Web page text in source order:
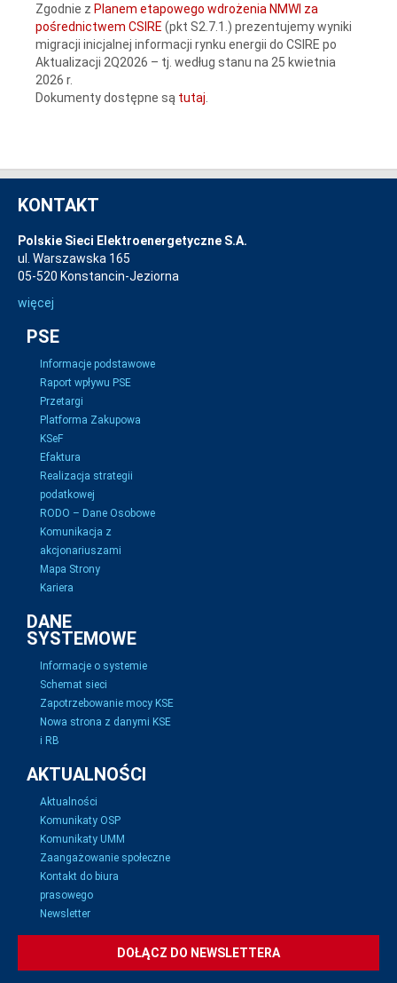
Zgodnie z Planem etapowego wdrożenia NMWI za
pośrednictwem CSIRE (pkt S2.7.1.) prezentujemy wyniki
migracji inicjalnej informacji rynku energii do CSIRE po
Aktualizacji 2Q2026 – tj. według stanu na 25 kwietnia
2026 r.
Dokumenty dostępne są tutaj
KONTAKT
Polskie Sieci Elektroenergetyczne S.A.
ul. Warszawska 165
05-520 Konstancin-Jeziorna
więcej
PSE
Informacje podstawowe
Raport wpływu PSE
Przetargi
Platforma Zakupowa
KSeF
Efaktura
Realizacja strategii
podatkowej
RODO – Dane Osobowe
Komunikacja z
akcjonariuszami
Mapa Strony
Kariera
DANE
SYSTEMOWE
Informacje o systemie
Schemat sieci
Zapotrzebowanie mocy KSE
Nowa strona z danymi KSE
i RB
AKTUALNOŚCI
Aktualności
Komunikaty OSP
Komunikaty UMM
Zaangażowanie społeczne
Kontakt do biura
prasowego
Newsletter
DOŁĄCZ DO NEWSLETTERA